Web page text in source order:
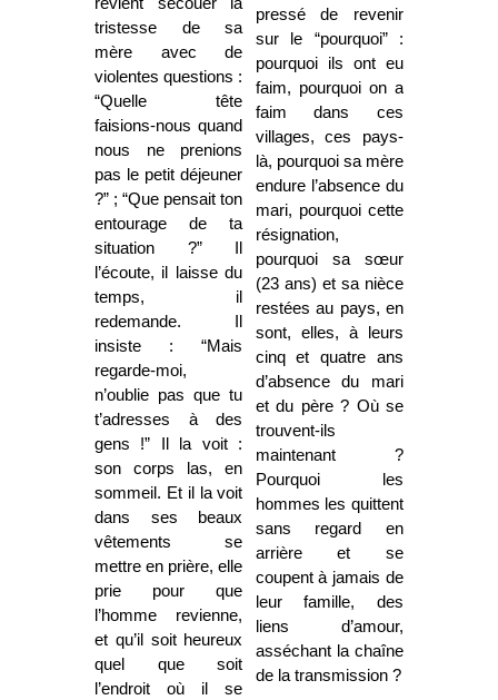
tristesse de sa
mère avec de
violentes questions :
“Quelle tête
faisions-nous quand
nous ne prenions
pas le petit déjeuner
?” ; “Que pensait ton
entourage de ta
situation ?” Il
l’écoute, il laisse du
temps, il
redemande. Il
insiste : “Mais
regarde-moi,
n’oublie pas que tu
t’adresses à des
gens !” Il la voit :
son corps las, en
sommeil. Et il la voit
dans ses beaux
vêtements se
mettre en prière, elle
prie pour que
l’homme revienne,
et qu’il soit heureux
quel que soit
l’endroit où il se
pressé de revenir
sur le “pourquoi” :
pourquoi ils ont eu
faim, pourquoi on a
faim dans ces
villages, ces pays-
là, pourquoi sa mère
endure l’absence du
mari, pourquoi cette
résignation,
pourquoi sa sœur
(23 ans) et sa nièce
restées au pays, en
sont, elles, à leurs
cinq et quatre ans
d’absence du mari
et du père ? Où se
trouvent-ils
maintenant ?
Pourquoi les
hommes les quittent
sans regard en
arrière et se
coupent à jamais de
leur famille, des
liens d’amour,
asséchant la chaîne
de la transmission ?